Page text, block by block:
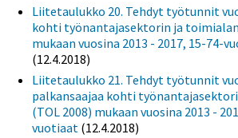
Liitetaulukko 20. Tehdyt työtunnit
kohti työnantajasektorin ja toimialan
mukaan vuosina 2013 - 2017, 15-74-
(12.4.2018)
Liitetaulukko 21. Tehdyt työtunnit
palkansaajaa kohti
(TOL 2008) mukaan vuosina 2013 -
vuotiaat (12.4.2018)